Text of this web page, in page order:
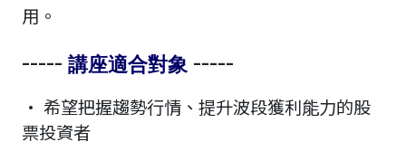
用。
----- 講座適合對象 -----
· 希望把握趨勢行情、提升波段獲利能力的股
票投資者